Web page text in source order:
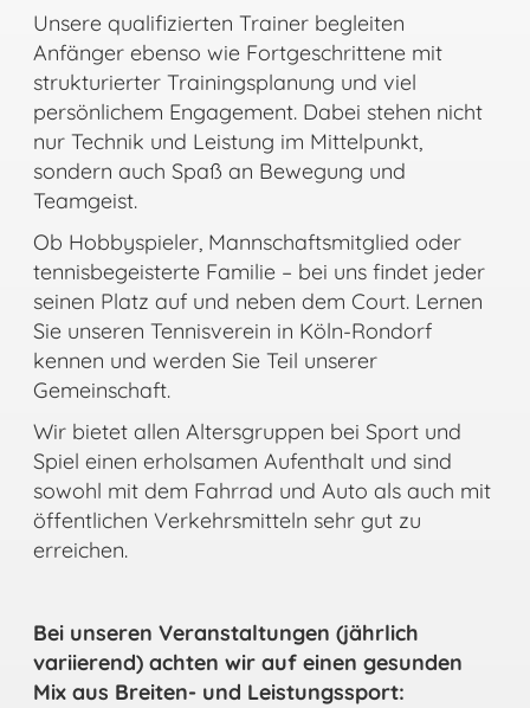
Unsere qualifizierten Trainer begleiten
Anfänger ebenso wie Fortgeschrittene mit
strukturierter Trainingsplanung und viel
persönlichem Engagement. Dabei stehen nicht
nur Technik und Leistung im Mittelpunkt,
sondern auch Spaß an Bewegung und
Teamgeist.
Ob Hobbyspieler, Mannschaftsmitglied oder
tennisbegeisterte Familie – bei uns findet jeder
seinen Platz auf und neben dem Court. Lernen
Sie unseren Tennisverein in Köln-Rondorf
kennen und werden Sie Teil unserer
Gemeinschaft.
Wir bietet allen Altersgruppen bei Sport und
Spiel einen erholsamen Aufenthalt und sind
sowohl mit dem Fahrrad und Auto als auch mit
öffentlichen Verkehrsmitteln sehr gut zu
erreichen.
Bei unseren Veranstaltungen (jährlich
variierend) achten wir auf einen gesunden
Mix aus Breiten- und Leistungssport: